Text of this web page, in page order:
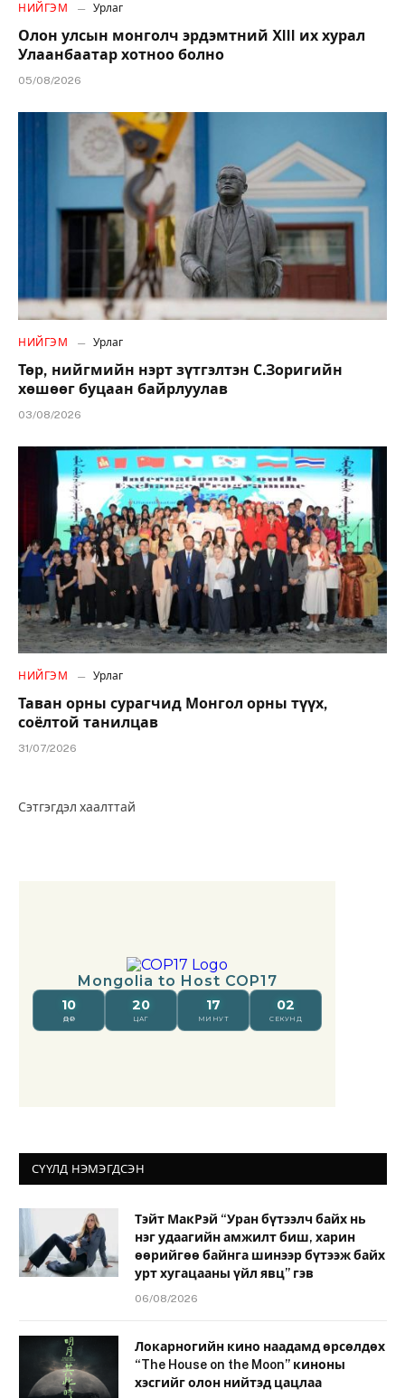
НИЙГЭМ Урлаг
Олон улсын монголч эрдэмтний XIII их хурал
Улаанбаатар хотноо болно
05/08/2026
НИЙГЭМ Урлаг
Төр, нийгмийн нэрт зүтгэлтэн С.Зоригийн
хөшөөг буцаан байрлуулав
03/08/2026
НИЙГЭМ Урлаг
Таван орны сурагчид Монгол орны түүх,
соёлтой танилцав
31/07/2026
Сэтгэгдэл хаалттай
СҮҮЛД НЭМЭГДСЭН
Тэйт МакРэй “Уран бүтээлч байх нь
нэг удаагийн амжилт биш, харин
өөрийгөө байнга шинээр бүтээж байх
урт хугацааны үйл явц” гэв
06/08/2026
Локарногийн кино наадамд өрсөлдөх
“The House on the Moon” киноны
хэсгийг олон нийтэд цацлаа